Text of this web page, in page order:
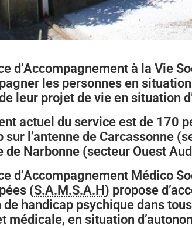
d’Accompagnement à la Vie
les personnes en
leur projet de vie en situation
actuel du service est de 170
sur l’antenne de Carcassonne
de Narbonne (secteur Ouest
d’Accompagnement Médico
(S.A.M.S.A.H ) propose
handicap psychique dans
médicale, en situation